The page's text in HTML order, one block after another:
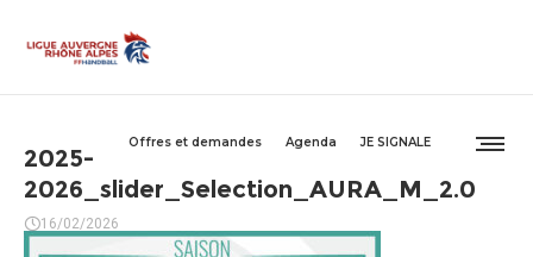
Offres et demandes Agenda JE SIGNALE
2025-
2026_slider_Selection_AURA_M_2.0
16/02/2026